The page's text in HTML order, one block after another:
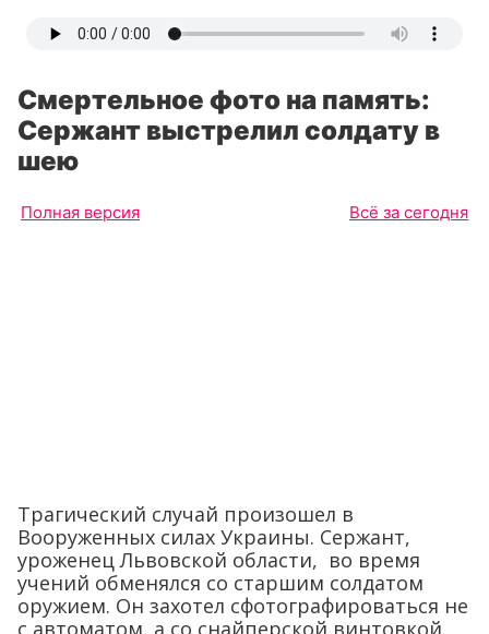
Смертельное фото на память:
Сержант выстрелил солдату в
шею
Полная версия Всё за сегодня
Трагический случай произошел в
Вооруженных силах Украины. Сержант,
уроженец Львовской области, во время
учений обменялся со старшим солдатом
оружием. Он захотел сфотографироваться не
с автоматом, а со снайперской винтовкой.